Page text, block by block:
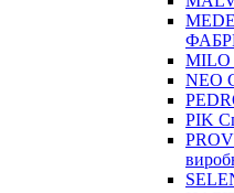
MILO
NEO
PIK